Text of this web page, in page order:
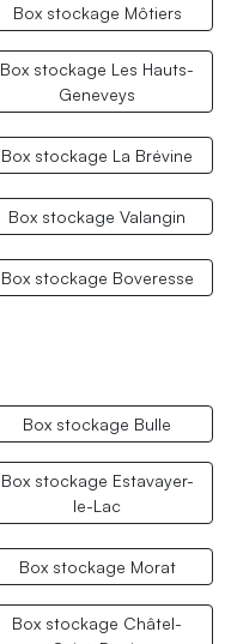
Box stockage Môtiers
Box stockage Les Hauts-
Geneveys
Box stockage La Brévine
Box stockage Valangin
Box stockage Boveresse
Box stockage Bulle
Box stockage Estavayer-
le-Lac
Box stockage Morat
Box stockage Châtel-